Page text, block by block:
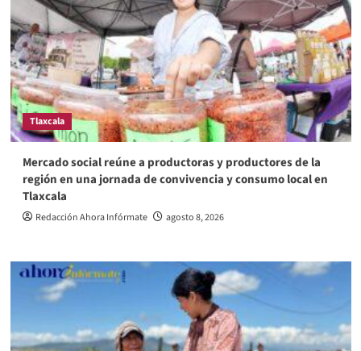
Tlaxcala
Mercado social reúne a productoras y productores de la
región en una jornada de convivencia y consumo local en
Tlaxcala
Redacción Ahora Infórmate agosto 8, 2026